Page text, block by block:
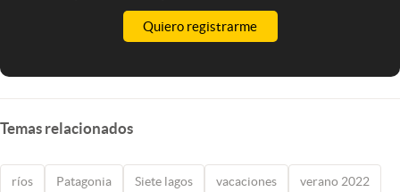
Quiero registrarme
Temas relacionados
ríos Patagonia Siete lagos vacaciones verano 2022